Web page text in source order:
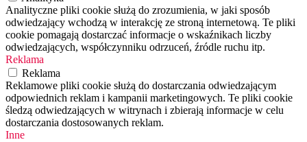
Analityczne pliki cookie służą do zrozumienia, w jaki sposób
odwiedzający wchodzą w interakcję ze stroną internetową. Te pliki
cookie pomagają dostarczać informacje o wskaźnikach liczby
odwiedzających, współczynniku odrzuceń, źródle ruchu itp.
Reklama
Reklama
Reklamowe pliki cookie służą do dostarczania odwiedzającym
odpowiednich reklam i kampanii marketingowych. Te pliki cookie
śledzą odwiedzających w witrynach i zbierają informacje w celu
dostarczania dostosowanych reklam.
Inne